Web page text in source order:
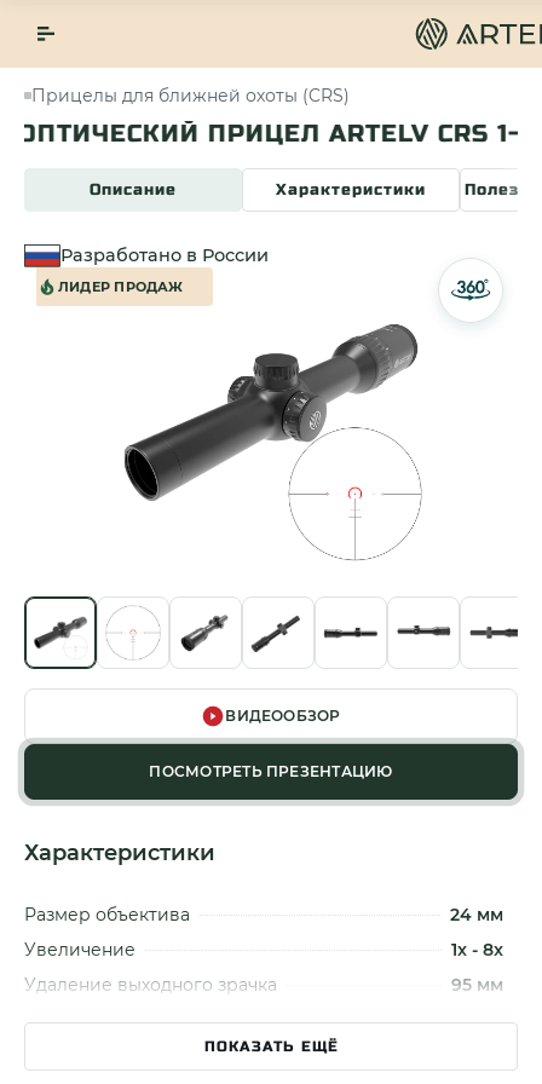
Прицелы для ближней охоты (CRS)
ПРИЦЕЛ ARTELV CRS 1-
Описание Характеристики
Разработано в России
ЛИДЕР ПРОДАЖ
ВИДЕООБЗОР
ПОСМОТРЕТЬ ПРЕЗЕНТАЦИЮ
Характеристики
Размер объектива
24 мм
Увеличение
1x - 8x
Удаление выходного зрачка
95 мм
Сумеречный фактор
4.9 - 13.9
ПОКАЗАТЬ ЕЩЁ